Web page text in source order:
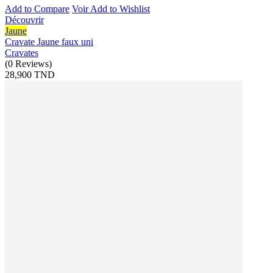
Add to Compare VoirAdd to Wishlist
Découvrir
Jaune
Cravate Jaune faux uni
Cravates
(0 Reviews)
28,900 TND